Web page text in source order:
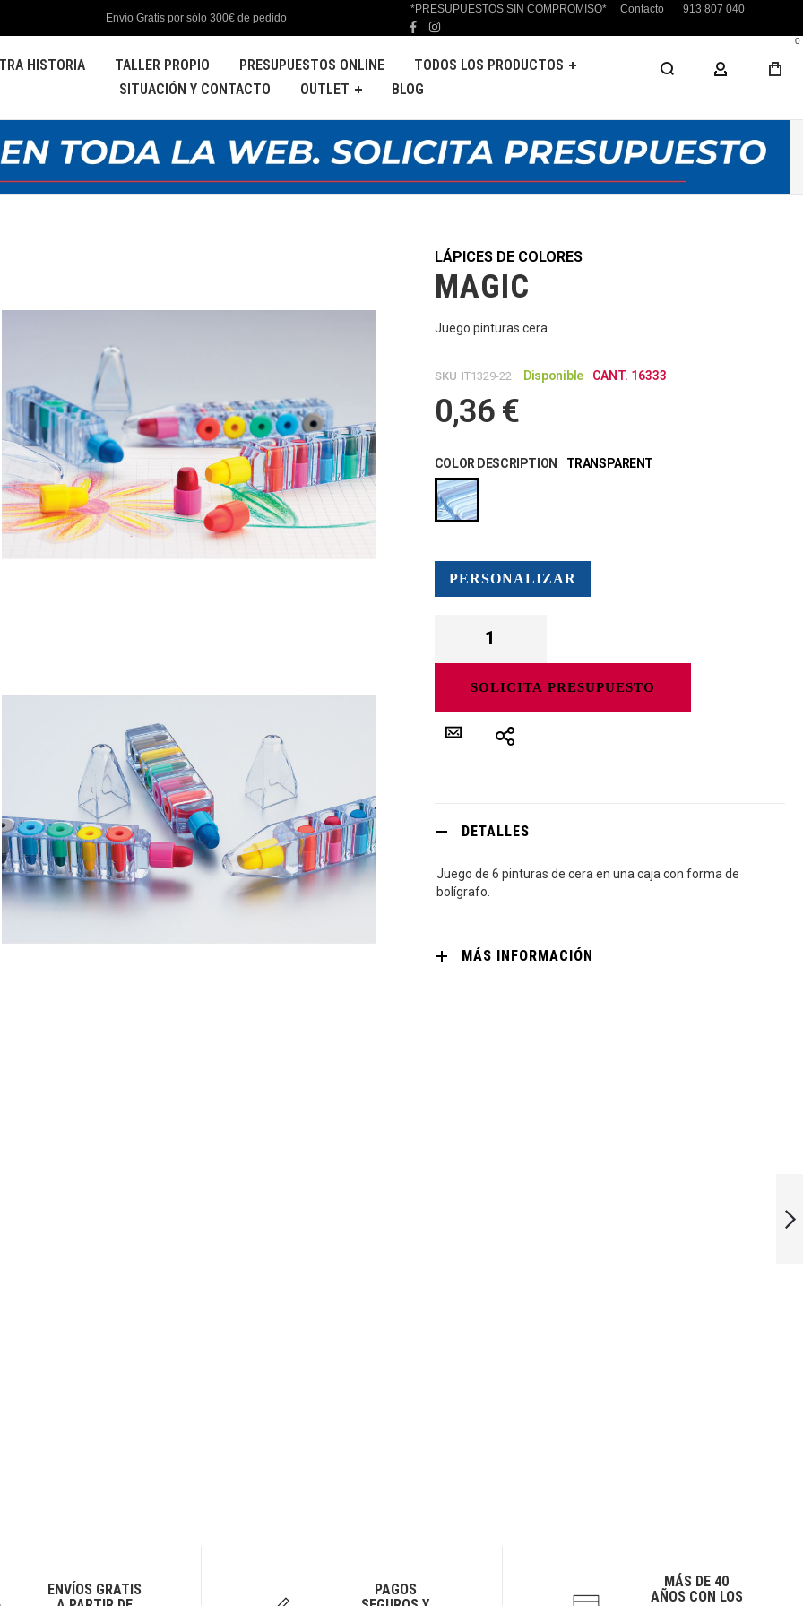
Envío Gratis por sólo 300€ de pedido
*PRESUPUESTOS SIN COMPROMISO* Contacto 913 807 040
facebook
instagram
HISTORIA TALLER PROPIO PRESUPUESTOS ONLINE
TODOS LOS PRODUCTOS
SITUACIÓN Y CONTACTO
OUTLET BLOG
MI CUENTA
0
LÁPICES DE COLORES
MAGIC
Juego pinturas cera
SKU IT1329-22 Disponible CANT. 16333
0,36 €
COLOR DESCRIPTION TRANSPARENT
PERSONALIZAR
SOLICITA PRESUPUESTO
DETALLES
Juego de 6 pinturas de cera en una caja con forma de
bolígrafo.
MÁS INFORMACIÓN
ENVÍOS GRATIS
PAGOS
MÁS DE 40
AÑOS CON LOS